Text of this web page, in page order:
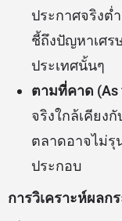
ประกาศจริงต่
ชี้ถึงปัญหาเศร
ประเทศนั้นๆ
ตามที่คาด (As
จริงใกล้เคียง
ตลาดอาจไม่รุ
ประกอบ
การวิเคราะห์ผลก